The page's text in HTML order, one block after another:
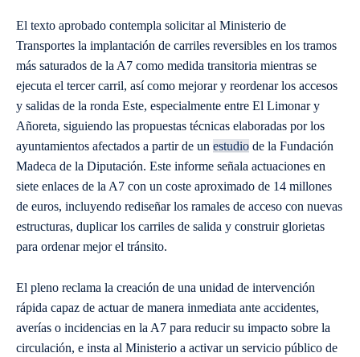
El texto aprobado contempla solicitar al Ministerio de
Transportes la implantación de carriles reversibles en los tramos
más saturados de la A7 como medida transitoria mientras se
ejecuta el tercer carril, así como mejorar y reordenar los accesos
y salidas de la ronda Este, especialmente entre El Limonar y
Añoreta, siguiendo las propuestas técnicas elaboradas por los
ayuntamientos afectados a partir de un estudio de la Fundación
Madeca de la Diputación. Este informe señala actuaciones en
siete enlaces de la A7 con un coste aproximado de 14 millones
de euros, incluyendo rediseñar los ramales de acceso con nuevas
estructuras, duplicar los carriles de salida y construir glorietas
para ordenar mejor el tránsito.
El pleno reclama la creación de una unidad de intervención
rápida capaz de actuar de manera inmediata ante accidentes,
averías o incidencias en la A7 para reducir su impacto sobre la
circulación, e insta al Ministerio a activar un servicio público de